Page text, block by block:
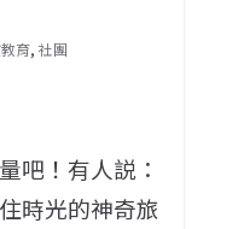
育, 社團
吧！有人説：
時光的神奇旅